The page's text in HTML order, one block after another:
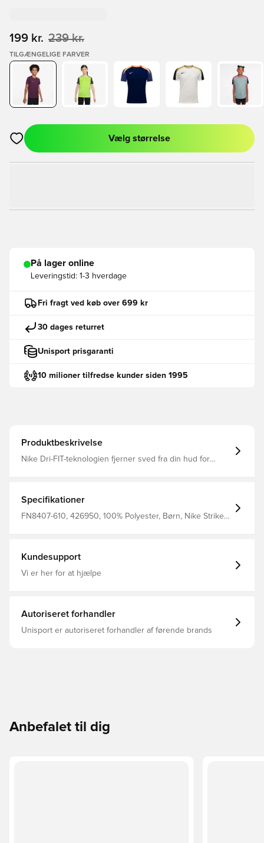
199 kr. 239 kr.
TILGÆNGELIGE FARVER
Åbner en Modal til at logge ind eller tilmelde dig som medlem
Vælg størrelse
På lager online
Leveringstid: 1-3 hverdage
Fri fragt ved køb over 699 kr
30 dages returret
Unisport prisgaranti
10 milioner tilfredse kunder siden 1995
Produktbeskrivelse
Nike Dri-FIT-teknologien fjerner sved fra din hud for
Slank pasform Fremstillet af 100% polyester
Specifikationer
FN8407-610, 426950, 100% Polyester, Børn, Nike Strike,
Kundesupport
Vi er her for at hjælpe
Autoriseret forhandler
Unisport er autoriseret forhandler af førende brands
Anbefalet til dig